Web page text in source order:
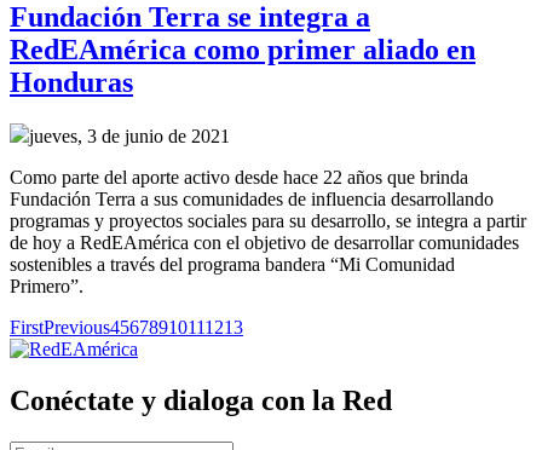
Fundación Terra se integra a
RedEAmérica como primer aliado en
Honduras
jueves, 3 de junio de 2021
Como parte del aporte activo desde hace 22 años que brinda
Fundación Terra a sus comunidades de influencia desarrollando
programas y proyectos sociales para su desarrollo, se integra a partir
de hoy a RedEAmérica con el objetivo de desarrollar comunidades
sostenibles a través del programa bandera “Mi Comunidad
Primero”.
FirstPrevious45678910111213
Conéctate y dialoga con la Red